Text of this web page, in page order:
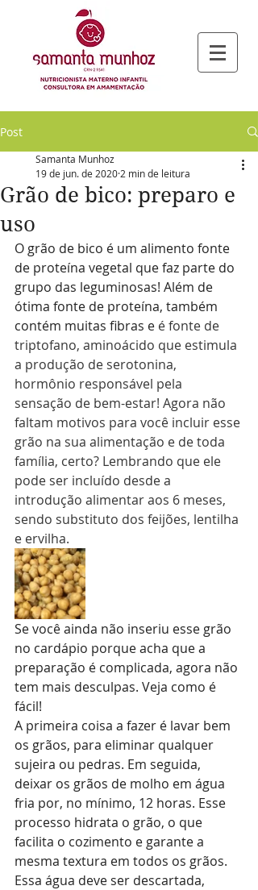
Post
Grão de bico: preparo e
uso
Samanta Munhoz
19 de jun. de 2020 2 min de leitura
O grão de bico é um alimento fonte
de proteína vegetal que faz parte do
grupo das leguminosas! Além de
ótima fonte de proteína, também
contém muitas fibras e é fonte de
triptofano, aminoácido que estimula
a produção de serotonina,
hormônio responsável pela
sensação de bem-estar! Agora não
faltam motivos para você incluir esse
grão na sua alimentação e de toda
família, certo? Lembrando que ele
pode ser incluído desde a
introdução alimentar aos 6 meses,
sendo substituto dos feijões, lentilha
e ervilha.
Se você ainda não inseriu esse grão
no cardápio porque acha que a
preparação é complicada, agora não
tem mais desculpas. Veja como é
fácil!
A primeira coisa a fazer é lavar bem
os grãos, para eliminar qualquer
sujeira ou pedras. Em seguida,
deixar os grãos de molho em água
fria por, no mínimo, 12 horas. Esse
processo hidrata o grão, o que
facilita o cozimento e garante a
mesma textura em todos os grãos.
Essa água deve ser descartada,